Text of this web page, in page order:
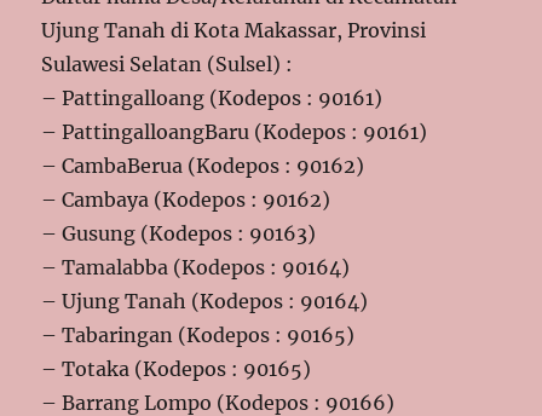
Ujung Tanah di Kota Makassar, Provinsi
Sulawesi Selatan (Sulsel) :
– Pattingalloang (Kodepos : 90161)
– PattingalloangBaru (Kodepos : 90161)
– CambaBerua (Kodepos : 90162)
– Cambaya (Kodepos : 90162)
– Gusung (Kodepos : 90163)
– Tamalabba (Kodepos : 90164)
– Ujung Tanah (Kodepos : 90164)
– Tabaringan (Kodepos : 90165)
– Totaka (Kodepos : 90165)
– Barrang Lompo (Kodepos : 90166)